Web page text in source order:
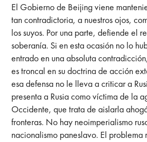
El Gobierno de Beijing viene
tan contradictoria, a nuestros ojos,
los suyos. Por una parte, defiende el
soberanía. Si en esta ocasión no lo
entrado en una absoluta
es troncal en su doctrina de acción
esa defensa no le lleva a criticar a
presenta a Rusia como víctima de la
Occidente, que trata de aislarla
fronteras. No hay neoimperialismo
nacionalismo paneslavo. El problema